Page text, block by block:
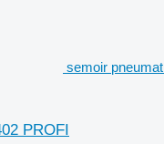
semoir
PROFI